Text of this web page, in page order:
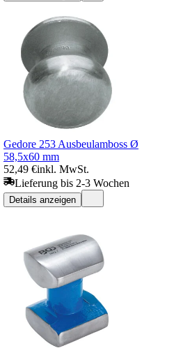
Gedore 253 Ausbeulamboss Ø
58,5x60 mm
52,49 €inkl. MwSt.
Lieferung bis 2-3 Wochen
Details anzeigen